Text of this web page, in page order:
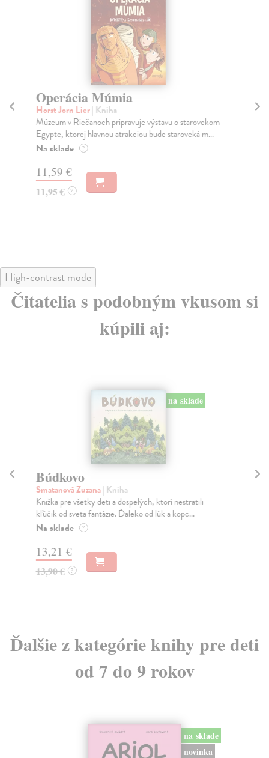
Operácia Múmia
Horst Jorn Lier| Kniha
Múzeum v Riečanoch pripravuje výstavu o starovekom
Egypte, ktorej hlavnou atrakciou bude staroveká m...
Na sklade ?
11,59 €
11,95 € ?
High-contrast mode
Čitatelia s podobným vkusom si
kúpili aj:
na sklade
Búdkovo
Smatanová Zuzana| Kniha
Knižka pre všetky deti a dospelých, ktorí nestratili
kľúčik od sveta fantázie. Ďaleko od lúk a kopc...
Na sklade ?
13,21 €
13,90 € ?
Ďalšie z kategórie knihy pre deti
od 7 do 9 rokov
na sklade
novinka